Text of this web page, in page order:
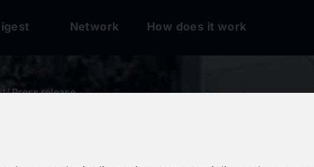
Network How does it work
/ Press release